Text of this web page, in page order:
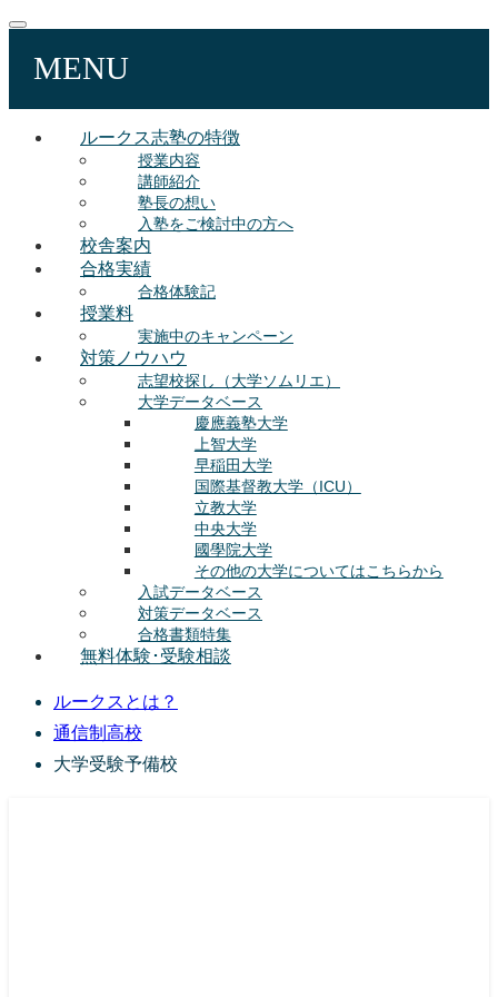
MENU
ルークス志塾の特徴
授業内容
講師紹介
塾長の想い
入塾をご検討中の方へ
校舎案内
合格実績
合格体験記
授業料
実施中のキャンペーン
対策ノウハウ
志望校探し（大学ソムリエ）
大学データベース
慶應義塾大学
上智大学
早稲田大学
国際基督教大学（ICU）
立教大学
中央大学
國學院大学
その他の大学についてはこちらから
入試データベース
対策データベース
合格書類特集
無料体験･受験相談
ルークスとは？
通信制高校
大学受験予備校